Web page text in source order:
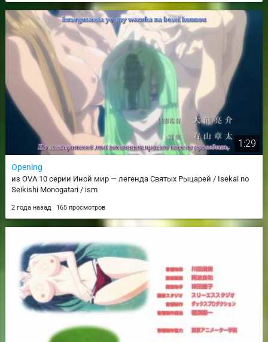
1:29
Opening
из OVA 10 серии Иной мир — легенда Святых Рыцарей / Isekai no
Seikishi Monogatari / ism
2 года назад 165 просмотров